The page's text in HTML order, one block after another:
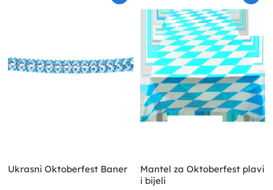
Ukrasni Oktoberfest Baner
Mantel za Oktoberfest plavi
i bijeli